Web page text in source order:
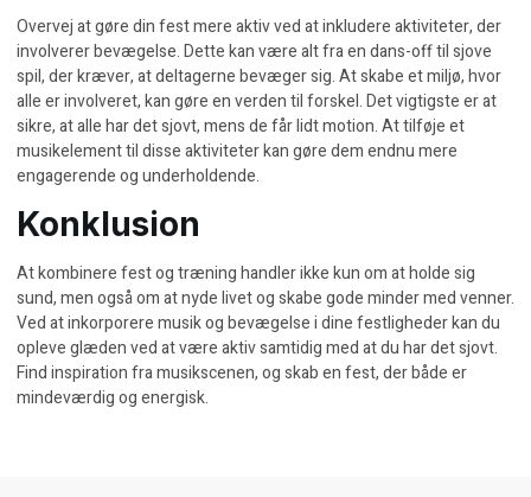
Overvej at gøre din fest mere aktiv ved at inkludere aktiviteter, der
involverer bevægelse. Dette kan være alt fra en dans-off til sjove
spil, der kræver, at deltagerne bevæger sig. At skabe et miljø, hvor
alle er involveret, kan gøre en verden til forskel. Det vigtigste er at
sikre, at alle har det sjovt, mens de får lidt motion. At tilføje et
musikelement til disse aktiviteter kan gøre dem endnu mere
engagerende og underholdende.
Konklusion
At kombinere fest og træning handler ikke kun om at holde sig
sund, men også om at nyde livet og skabe gode minder med venner.
Ved at inkorporere musik og bevægelse i dine festligheder kan du
opleve glæden ved at være aktiv samtidig med at du har det sjovt.
Find inspiration fra musikscenen, og skab en fest, der både er
mindeværdig og energisk.